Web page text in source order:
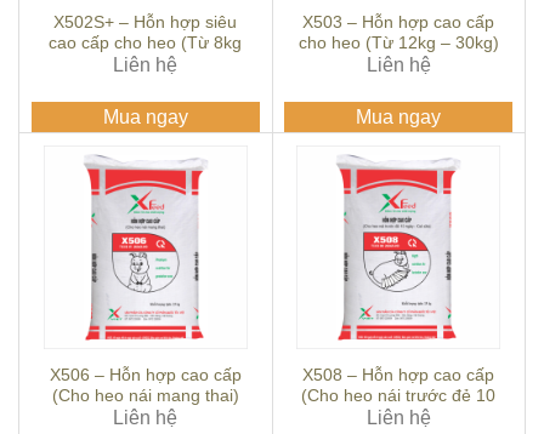
X502S+ – Hỗn hợp siêu
cao cấp cho heo (Từ 8kg
– 20kg)
Liên hệ
Mua ngay
X503 – Hỗn hợp cao cấp
cho heo (Từ 12kg – 30kg)
Liên hệ
Mua ngay
X506 – Hỗn hợp cao cấp
(Cho heo nái mang thai)
Liên hệ
X508 – Hỗn hợp cao cấp
(Cho heo nái trước đẻ 10
ngày đến cai sữa)
Liên hệ